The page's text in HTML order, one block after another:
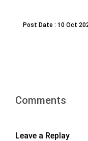
Post Date : 10 Oct
Comments
Leave a Replay